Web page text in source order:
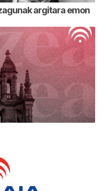
argitara emon